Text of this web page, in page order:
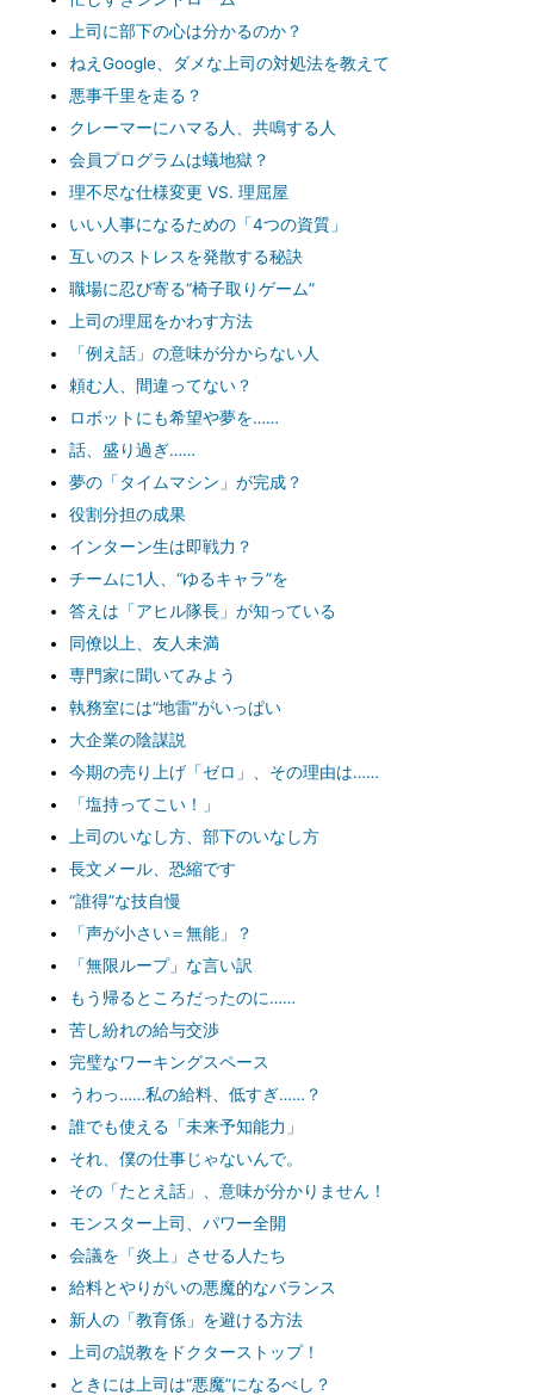
上司に部下の心は分かるのか？
ねえGoogle、ダメな上司の対処法を教えて
悪事千里を走る？
クレーマーにハマる人、共鳴する人
会員プログラムは蟻地獄？
理不尽な仕様変更 VS. 理屈屋
いい人事になるための「4つの資質」
互いのストレスを発散する秘訣
職場に忍び寄る“椅子取りゲーム”
上司の理屈をかわす方法
「例え話」の意味が分からない人
頼む人、間違ってない？
ロボットにも希望や夢を……
話、盛り過ぎ……
夢の「タイムマシン」が完成？
役割分担の成果
インターン生は即戦力？
チームに1人、“ゆるキャラ”を
答えは「アヒル隊長」が知っている
同僚以上、友人未満
専門家に聞いてみよう
執務室には“地雷”がいっぱい
大企業の陰謀説
今期の売り上げ「ゼロ」、その理由は……
「塩持ってこい！」
上司のいなし方、部下のいなし方
長文メール、恐縮です
“誰得”な技自慢
「声が小さい＝無能」？
「無限ループ」な言い訳
もう帰るところだったのに……
苦し紛れの給与交渉
完璧なワーキングスペース
うわっ……私の給料、低すぎ……？
誰でも使える「未来予知能力」
それ、僕の仕事じゃないんで。
その「たとえ話」、意味が分かりません！
モンスター上司、パワー全開
会議を「炎上」させる人たち
給料とやりがいの悪魔的なバランス
新人の「教育係」を避ける方法
上司の説教をドクターストップ！
ときには上司は“悪魔”になるべし？